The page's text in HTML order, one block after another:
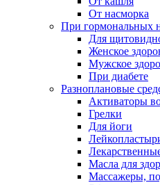
От насморка
При гормональных
Для
Женское
Мужское
При диабете
Разноплановые
Активаторы
Грелки
Для йоги
Масла для
Массажеры,